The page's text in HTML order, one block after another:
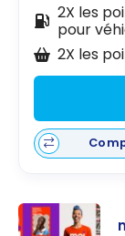
2X les
pour
2X les